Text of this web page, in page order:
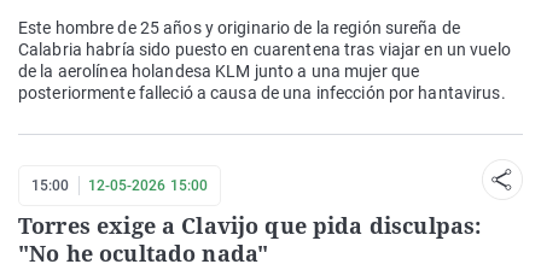
Este hombre de 25 años y originario de la región sureña de
Calabria habría sido puesto en cuarentena tras viajar en un vuelo
de la aerolínea holandesa KLM junto a una mujer que
posteriormente falleció a causa de una infección por hantavirus.
15:00 12-05-2026 15:00
Torres exige a Clavijo que pida disculpas:
"No he ocultado nada"